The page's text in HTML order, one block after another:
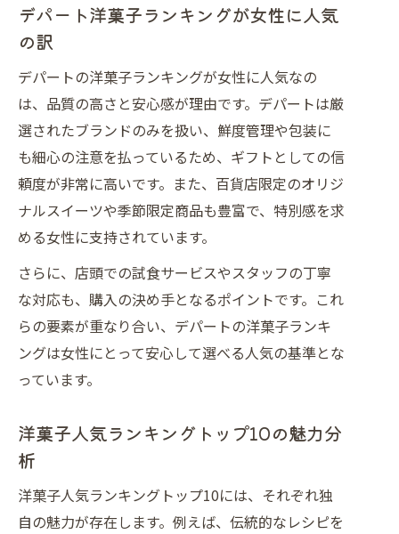
デパート洋菓子ランキングが女性に人気
の訳
デパートの洋菓子ランキングが女性に人気なの
は、品質の高さと安心感が理由です。デパートは厳
選されたブランドのみを扱い、鮮度管理や包装に
も細心の注意を払っているため、ギフトとしての信
頼度が非常に高いです。また、百貨店限定のオリジ
ナルスイーツや季節限定商品も豊富で、特別感を求
める女性に支持されています。
さらに、店頭での試食サービスやスタッフの丁寧
な対応も、購入の決め手となるポイントです。これ
らの要素が重なり合い、デパートの洋菓子ランキ
ングは女性にとって安心して選べる人気の基準とな
っています。
洋菓子人気ランキングトップ10の魅力分
析
洋菓子人気ランキングトップ10には、それぞれ独
自の魅力が存在します。例えば、伝統的なレシピを